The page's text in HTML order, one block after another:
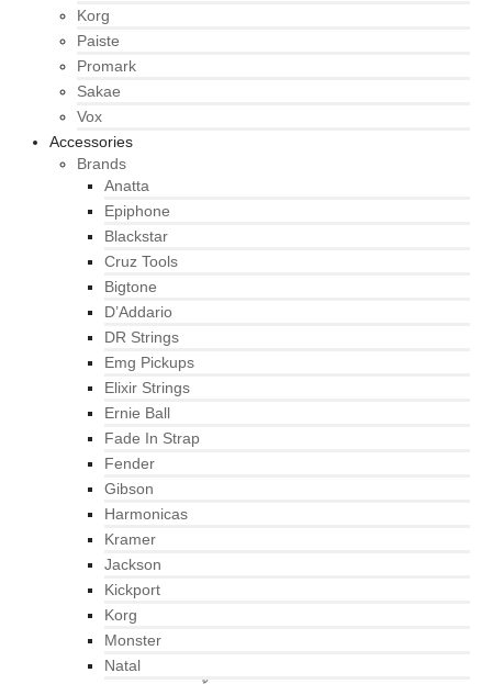
Korg
Paiste
Promark
Sakae
Vox
Accessories
Brands
Anatta
Epiphone
Blackstar
Cruz Tools
Bigtone
D’Addario
DR Strings
Emg Pickups
Elixir Strings
Ernie Ball
Fade In Strap
Fender
Gibson
Harmonicas
Kramer
Jackson
Kickport
Korg
Monster
Natal